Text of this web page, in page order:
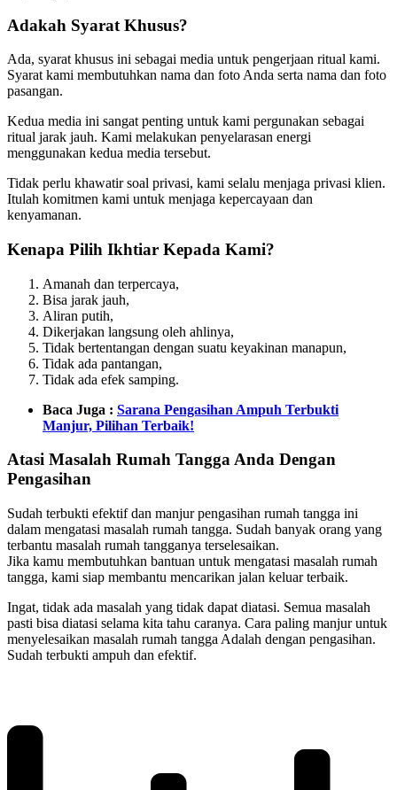
Adakah Syarat Khusus?
Ada, syarat khusus ini sebagai media untuk pengerjaan ritual kami.
Syarat kami membutuhkan nama dan foto Anda serta nama dan foto
pasangan.
Kedua media ini sangat penting untuk kami pergunakan sebagai
ritual jarak jauh. Kami melakukan penyelarasan energi
menggunakan kedua media tersebut.
Tidak perlu khawatir soal privasi, kami selalu menjaga privasi klien.
Itulah komitmen kami untuk menjaga kepercayaan dan
kenyamanan.
Kenapa Pilih Ikhtiar Kepada Kami?
Amanah dan terpercaya,
Bisa jarak jauh,
Aliran putih,
Dikerjakan langsung oleh ahlinya,
Tidak bertentangan dengan suatu keyakinan manapun,
Tidak ada pantangan,
Tidak ada efek samping.
Baca Juga : Sarana Pengasihan Ampuh Terbukti
Manjur, Pilihan Terbaik!
Atasi Masalah Rumah Tangga Anda Dengan
Pengasihan
Sudah terbukti efektif dan manjur pengasihan rumah tangga ini
dalam mengatasi masalah rumah tangga. Sudah banyak orang yang
terbantu masalah rumah tangganya terselesaikan.
Jika kamu membutuhkan bantuan untuk mengatasi masalah rumah
tangga, kami siap membantu mencarikan jalan keluar terbaik.
Ingat, tidak ada masalah yang tidak dapat diatasi. Semua masalah
pasti bisa diatasi selama kita tahu caranya. Cara paling manjur untuk
menyelesaikan masalah rumah tangga Adalah dengan pengasihan.
Sudah terbukti ampuh dan efektif.